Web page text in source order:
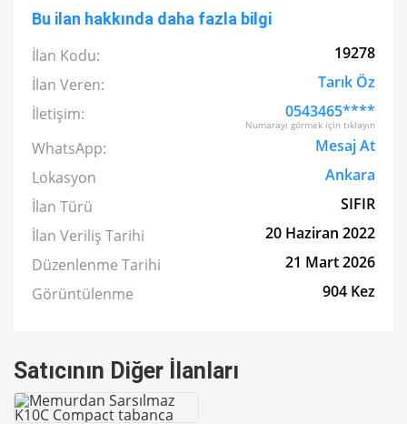
Bu ilan hakkında daha fazla bilgi
İlan Kodu:
19278
İlan Veren:
Tarık Öz
İletişim:
0543465****
Numarayı görmek için tıklayın
WhatsApp:
Mesaj At
Lokasyon
Ankara
İlan Türü
SIFIR
İlan Veriliş Tarihi
20 Haziran 2022
Düzenlenme Tarihi
21 Mart 2026
Görüntülenme
904 Kez
Satıcının Diğer İlanları